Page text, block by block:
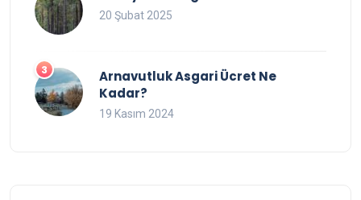
20 Şubat 2025
Arnavutluk Asgari Ücret Ne
Kadar?
19 Kasım 2024